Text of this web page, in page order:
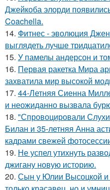
Джейкоба элорди
Coachella.
14. Фитнес - эволюция
выглядеть лучше
15. У памелы андерсон и
16. Первая ракетка Мира
захватила мир высокой
17. 44-Летняя Сиенна
и неожиданно вызвала
18. "Спровоцировали
Билан и 35-летняя Анна
кадрами свежей
19. Не успел утихнуть
джигану новую историю.
20. Сын у Юлии Высоцкой и